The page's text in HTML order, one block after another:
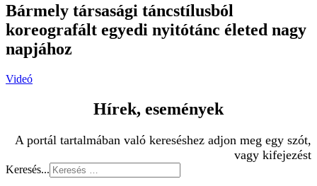
Bármely társasági táncstílusból
koreografált egyedi nyitótánc életed nagy
napjához
Videó
Hírek, események
A portál tartalmában való kereséshez adjon meg egy szót,
vagy kifejezést
Keresés...